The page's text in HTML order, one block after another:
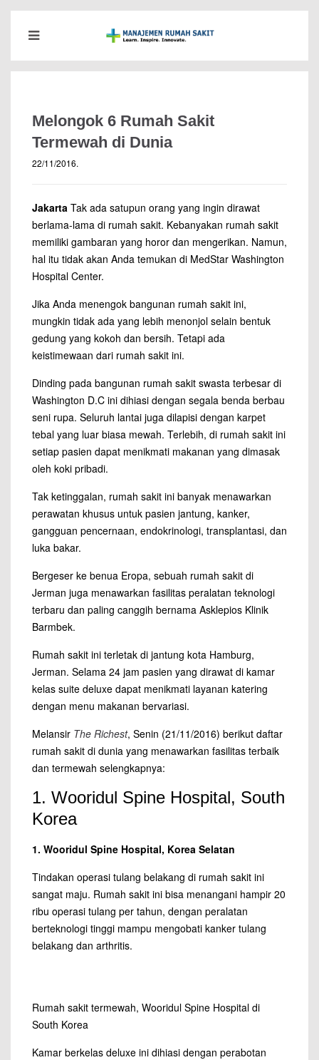
Melongok 6 Rumah Sakit
Termewah di Dunia
22/11/2016.
Jakarta Tak ada satupun orang yang ingin dirawat
berlama-lama di rumah sakit. Kebanyakan rumah sakit
memiliki gambaran yang horor dan mengerikan. Namun,
hal itu tidak akan Anda temukan di MedStar Washington
Hospital Center.
Jika Anda menengok bangunan rumah sakit ini,
mungkin tidak ada yang lebih menonjol selain bentuk
gedung yang kokoh dan bersih. Tetapi ada
keistimewaan dari rumah sakit ini.
Dinding pada bangunan rumah sakit swasta terbesar di
Washington D.C ini dihiasi dengan segala benda berbau
seni rupa. Seluruh lantai juga dilapisi dengan karpet
tebal yang luar biasa mewah. Terlebih, di rumah sakit ini
setiap pasien dapat menikmati makanan yang dimasak
oleh koki pribadi.
Tak ketinggalan, rumah sakit ini banyak menawarkan
perawatan khusus untuk pasien jantung, kanker,
gangguan pencernaan, endokrinologi, transplantasi, dan
luka bakar.
Bergeser ke benua Eropa, sebuah rumah sakit di
Jerman juga menawarkan fasilitas peralatan teknologi
terbaru dan paling canggih bernama Asklepios Klinik
Barmbek.
Rumah sakit ini terletak di jantung kota Hamburg,
Jerman. Selama 24 jam pasien yang dirawat di kamar
kelas suite deluxe dapat menikmati layanan katering
dengan menu makanan bervariasi.
Melansir The Richest, Senin (21/11/2016) berikut daftar
rumah sakit di dunia yang menawarkan fasilitas terbaik
dan termewah selengkapnya:
1. Wooridul Spine Hospital, South
Korea
1. Wooridul Spine Hospital, Korea Selatan
Tindakan operasi tulang belakang di rumah sakit ini
sangat maju. Rumah sakit ini bisa menangani hampir 20
ribu operasi tulang per tahun, dengan peralatan
berteknologi tinggi mampu mengobati kanker tulang
belakang dan arthritis.
Rumah sakit termewah, Wooridul Spine Hospital di
South Korea
Kamar berkelas deluxe ini dihiasi dengan perabotan